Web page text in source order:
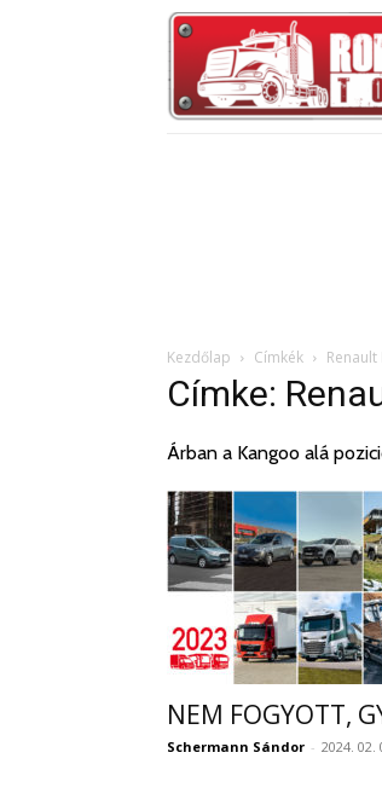
Kezdőlap Címkék Renault
Címke:
Árban a Kangoo alá
NEM FOGYOTT,
Schermann Sándor - 2024. 02.